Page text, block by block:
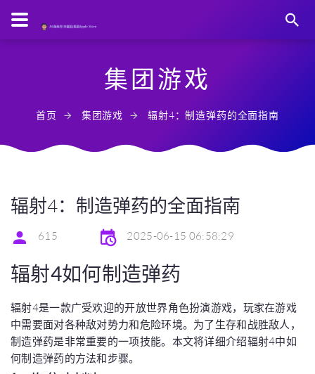
集团游戏
首页 集团游戏 辐射4：制造弹药的全面指南
辐射4：制造弹药的全面指南
615 2025-06-15 06:58:29
辐射4如何制造弹药
辐射4是一款广受欢迎的开放世界角色扮演游戏，玩家在游戏
中需要面对各种敌对势力和危险环境。为了生存和战胜敌人，
制造弹药是非常重要的一项技能。本文将详细介绍辐射4中如
何制造弹药的方法和步骤。